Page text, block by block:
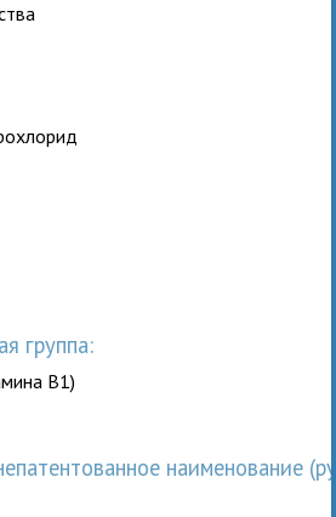
группа:
В1)
наименование